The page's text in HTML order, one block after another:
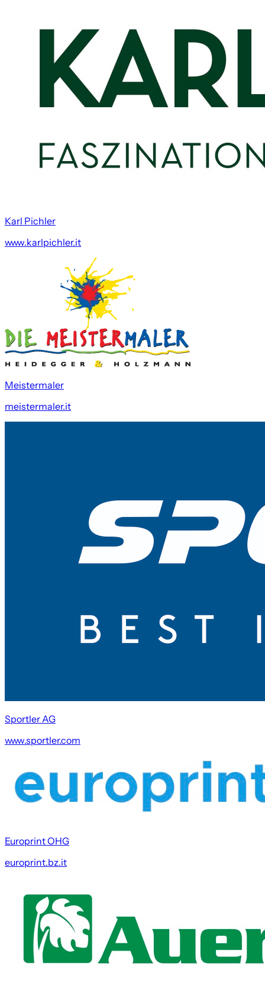
Karl Pichler
www.karlpichler.it
Meistermaler
meistermaler.it
Sportler AG
www.sportler.com
Europrint OHG
europrint.bz.it